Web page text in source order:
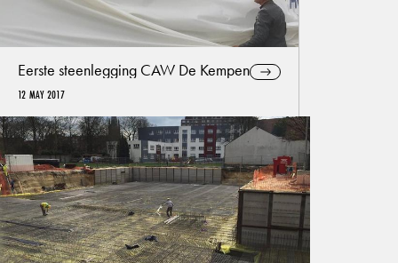
Bebat | Educatief centrum, kantoor en sorteercentrum
11 SEP 2025
Eerste steenlegging CAW De Kempen
12 MAY 2017